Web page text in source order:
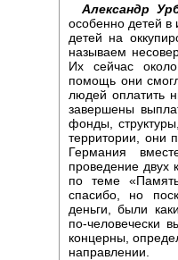
Александр
особенно детей в
детей на
называем
Их сейчас
помощь они
людей оплатить
завершены
фонды,
территории, они
Германия
проведение двух
по теме
спасибо, но
деньги, были
по-человечески
концерны,
направлении.